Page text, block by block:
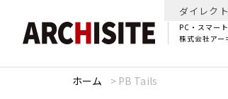
PC・スマー
株式会社アー
ダイレク
ホーム > PB Tails